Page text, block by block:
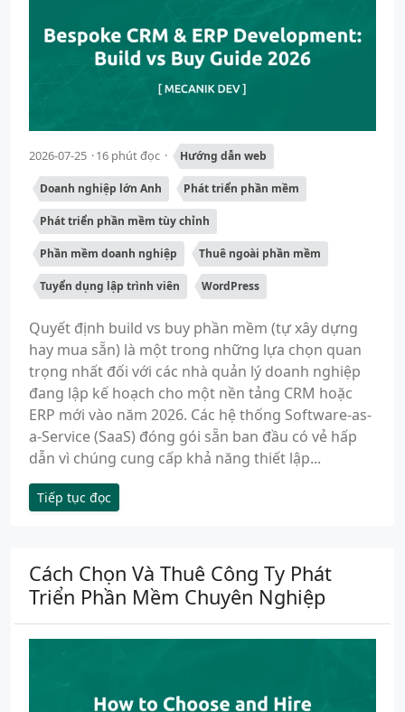
2026-07-25 16 phút đọc Hướng dẫn web
Doanh nghiệp lớn Anh Phát triển phần mềm
Phát triển phần mềm tùy chỉnh
Phần mềm doanh nghiệp Thuê ngoài phần mềm
Tuyển dụng lập trình viên WordPress
Quyết định build vs buy phần mềm (tự xây dựng
hay mua sẵn) là một trong những lựa chọn quan
trọng nhất đối với các nhà quản lý doanh nghiệp
đang lập kế hoạch cho một nền tảng CRM hoặc
ERP mới vào năm 2026. Các hệ thống Software-as-
a-Service (SaaS) đóng gói sẵn ban đầu có vẻ hấp
dẫn vì chúng cung cấp khả năng thiết lập...
Tiếp tục đọc
Cách Chọn Và Thuê Công Ty Phát
Triển Phần Mềm Chuyên Nghiệp